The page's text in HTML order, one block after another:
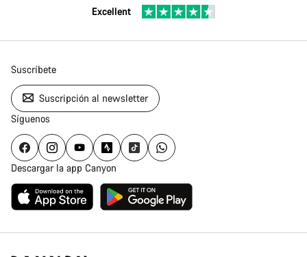
Excellent
Suscríbete
Suscripción al newsletter
Síguenos
Descargar la app Canyon